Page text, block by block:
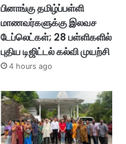
பினாங்கு தமிழ்ப்பள்ளி
மாணவர்களுக்கு இலவச
டேப்லெட்கள்; 28 பள்ளிகளில்
புதிய டிஜிட்டல் கல்வி முயற்சி
4 hours ago